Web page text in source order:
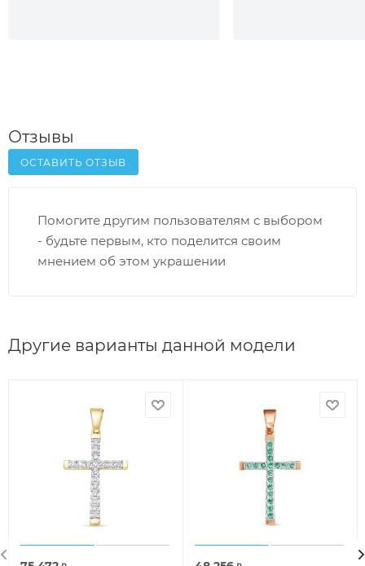
Отзывы
ОСТАВИТЬ ОТЗЫВ
Помогите другим пользователям с выбором
- будьте первым, кто поделится своим
мнением об этом украшении
Другие варианты данной модели